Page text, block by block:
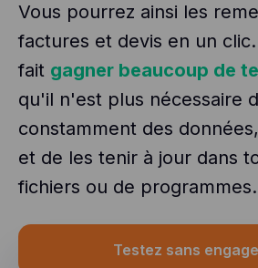
Vous pourrez ainsi les
factures et devis en un
fait gagner beaucoup de
qu'il n'est plus nécessaire
constamment des
et de les tenir à jour dans
fichiers ou de programmes.
Testez sans